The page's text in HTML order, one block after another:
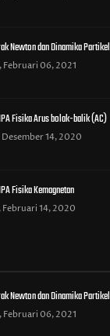
Newton dan Dinamika Partikel
Februari 06, 2021
Fisika Arus bolak-balik (AC)
Desember 14, 2020
Fisika Kemagnetan
Februari 14, 2020
Newton dan Dinamika Partikel
Februari 06, 2021